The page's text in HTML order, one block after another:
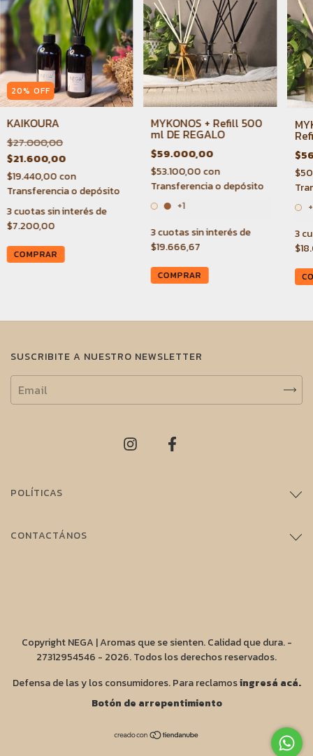
20% OFF
KAIKOURA
$27.000,00
$21.600,00
$19.440,00con
Transferencia o depósito
3cuotas sin interés de
$7.200,00
COMPRAR
MYKONOS + Refill 500
ml DE REGALO
$59.000,00
$53.100,00con
Transferencia o depósito
+1
3cuotas sin interés de
$19.666,67
COMPRAR
3
SUSCRIBITE A NUESTRO NEWSLETTER
POLÍTICAS
CONTACTÁNOS
Copyright NEGA | Aromas que se sienten. Calidad que dura. -
27312954546 - 2026. Todos los derechos reservados.
Defensa de las y los consumidores. Para reclamosingresá acá.
Botón de arrepentimiento